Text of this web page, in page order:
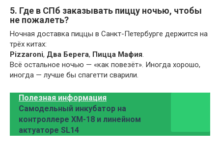
5. Где в СПб заказывать пиццу ночью, чтобы
не пожалеть?
Ночная доставка пиццы в Санкт-Петербурге держится на
трёх китах:
Pizzaroni, Два Берега, Пицца Мафия.
Всё остальное ночью — «как повезёт». Иногда хорошо,
иногда — лучше бы спагетти сварили.
Полезная информация
Самодельный инкубатор на
контроллере XM-18 и линейном
актуаторе SL14